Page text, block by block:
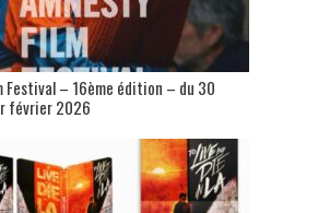
Festival – 16ème édition – du 30
février 2026